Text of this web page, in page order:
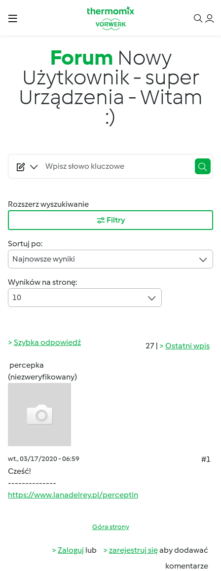
Forum Nowy
Użytkownik - super
Urządzenia - Witam
:)
Rozszerz wyszukiwanie
Filtry
Sortuj po:
Najnowsze wyniki
Wyników na stronę:
10
27 | Ostatni wpis
Szybka odpowiedź
percepka
(niezweryfikowany)
wt., 03/17/2020 - 06:59
#1
Cześć!
--------------
https://www.lanadelrey.pl/perceptin
Góra strony
Zaloguj lub zarejestruj sięaby dodawać
komentarze